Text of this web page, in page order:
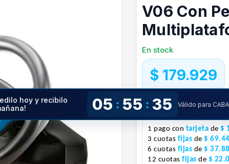
V06 Con
En stock
$ 179.929
Precio S/Imp.Nac.$148.702
1 pago con tarjeta de $
3 cuotas fijas de $
6 cuotas fijas de $
12 cuotas fijas de $
hoy y recibilo
05 : 55 : 34 Válido para